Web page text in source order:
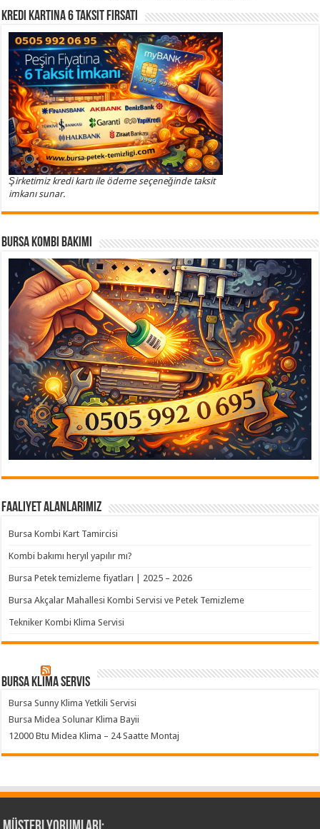
Kredi Kartına 6 Taksit Fırsatı
Şirketimiz kredi kartı ile ödeme seçeneğinde taksit
imkanı sunar.
Bursa Kombi Bakımı
Faaliyet Alanlarımız
Bursa Kombi Kart Tamircisi
Kombi bakımı heryıl yapılır mı?
Bursa Petek temizleme fiyatları | 2025 – 2026
Bursa Akçalar Mahallesi Kombi Servisi ve Petek Temizleme
Tekniker Kombi Klima Servisi
Bursa klima servis
Bursa Sunny Klima Yetkili Servisi
Bursa Midea Solunar Klima Bayii
12000 Btu Midea Klima – 24 Saatte Montaj